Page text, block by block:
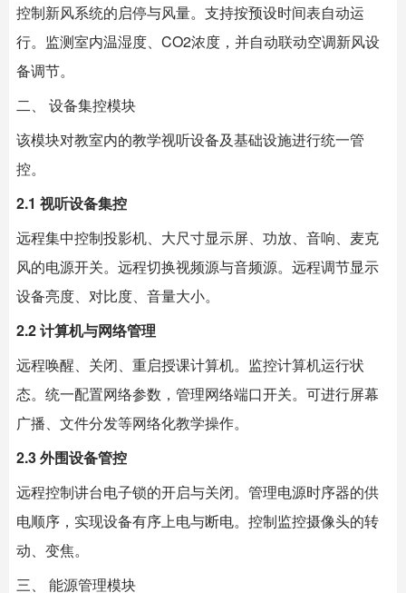
控制新风系统的启停与风量。支持按预设时间表自动运
行。监测室内温湿度、CO2浓度，并自动联动空调新风设
备调节。
二、 设备集控模块
该模块对教室内的教学视听设备及基础设施进行统一管
控。
2.1 视听设备集控
远程集中控制投影机、大尺寸显示屏、功放、音响、麦克
风的电源开关。远程切换视频源与音频源。远程调节显示
设备亮度、对比度、音量大小。
2.2 计算机与网络管理
远程唤醒、关闭、重启授课计算机。监控计算机运行状
态。统一配置网络参数，管理网络端口开关。可进行屏幕
广播、文件分发等网络化教学操作。
2.3 外围设备管控
远程控制讲台电子锁的开启与关闭。管理电源时序器的供
电顺序，实现设备有序上电与断电。控制监控摄像头的转
动、变焦。
三、 能源管理模块